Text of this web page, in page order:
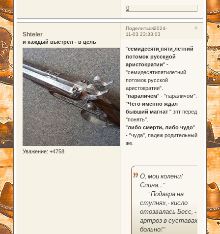
0
Поделиться 4
2024-
11-03 23:33:03
Shteler
и каждый выстрел - в цель
Уважение: +4758
"семидесяти пяти летний
потомок русскиой
аристократии" -
"семидесятипятилетний
потомок русской
аристократии".
"параличем" - "параличом".
"Чего именно ждал
бывший магнат " зпт перед
"понять".
"либо смерти, либо чудо"
- "чуда", падеж родительный
же.
О, мои колени!
Спина..."
" Подагра на
ступнях,- кисло
отозвалась Бесс, -
артроз в суставах,
больно!"